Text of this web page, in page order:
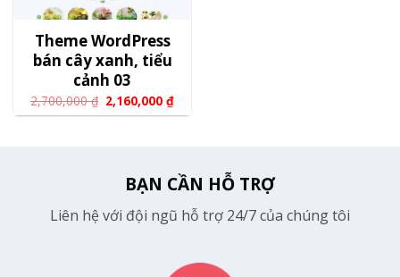
Theme WordPress
bán cây xanh, tiểu
cảnh 03
2,700,000₫ 2,160,000₫
BẠN CẦN HỖ TRỢ
Liên hệ với đội ngũ hỗ trợ 24/7 của chúng tôi